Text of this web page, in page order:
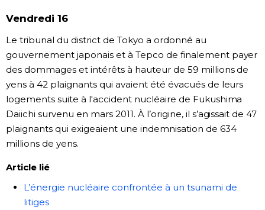
Vendredi 16
Le tribunal du district de Tokyo a ordonné au
gouvernement japonais et à Tepco de finalement payer
des dommages et intérêts à hauteur de 59 millions de
yens à 42 plaignants qui avaient été évacués de leurs
logements suite à l'accident nucléaire de Fukushima
Daiichi survenu en mars 2011. À l’origine, il s’agissait de 47
plaignants qui exigeaient une indemnisation de 634
millions de yens.
Article lié
L’énergie nucléaire confrontée à un tsunami de
litiges